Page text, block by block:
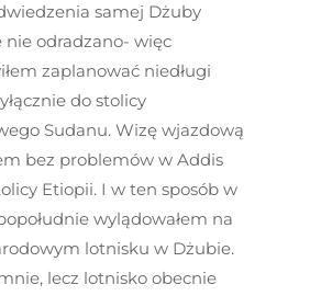
samej Dżuby
nie odradzano- więc
zaplanować niedługi
do stolicy
Sudanu. Wizę wjazdową
bez problemów w Addis
Etiopii. I w ten sposób w
wylądowałem na
lotnisku w Dżubie.
lecz lotnisko obecnie